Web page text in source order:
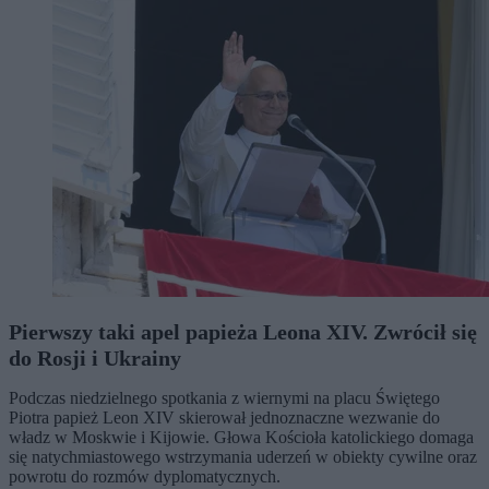
Pierwszy taki apel papieża Leona XIV. Zwrócił się
do Rosji i Ukrainy
Podczas niedzielnego spotkania z wiernymi na placu Świętego
Piotra papież Leon XIV skierował jednoznaczne wezwanie do
władz w Moskwie i Kijowie. Głowa Kościoła katolickiego domaga
się natychmiastowego wstrzymania uderzeń w obiekty cywilne oraz
powrotu do rozmów dyplomatycznych.